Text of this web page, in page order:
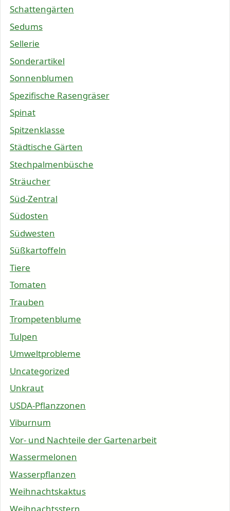
Schattengärten
Sedums
Sellerie
Sonderartikel
Sonnenblumen
Spezifische Rasengräser
Spinat
Spitzenklasse
Städtische Gärten
Stechpalmenbüsche
Sträucher
Süd-Zentral
Südosten
Südwesten
Süßkartoffeln
Tiere
Tomaten
Trauben
Trompetenblume
Tulpen
Umweltprobleme
Uncategorized
Unkraut
USDA-Pflanzzonen
Viburnum
Vor- und Nachteile der Gartenarbeit
Wassermelonen
Wasserpflanzen
Weihnachtskaktus
Weihnachtsstern